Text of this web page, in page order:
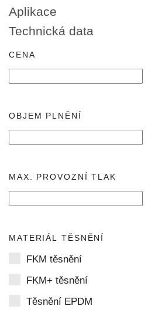
Aplikace
Technická data
CENA
OBJEM PLNĚNÍ
MAX. PROVOZNÍ TLAK
MATERIÁL TĚSNĚNÍ
FKM těsnění
FKM+ těsnění
Těsnění EPDM